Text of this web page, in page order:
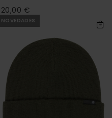
20,00 €
NOVEDADES